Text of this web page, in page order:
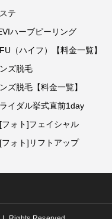
テ
ハーブピーリング
（ハイフ）【料金一覧】
ズ脱毛
ズ脱毛【料金一覧】
イダル挙式直前1day
フォト]フェイシャル
フォト]リフトアップ